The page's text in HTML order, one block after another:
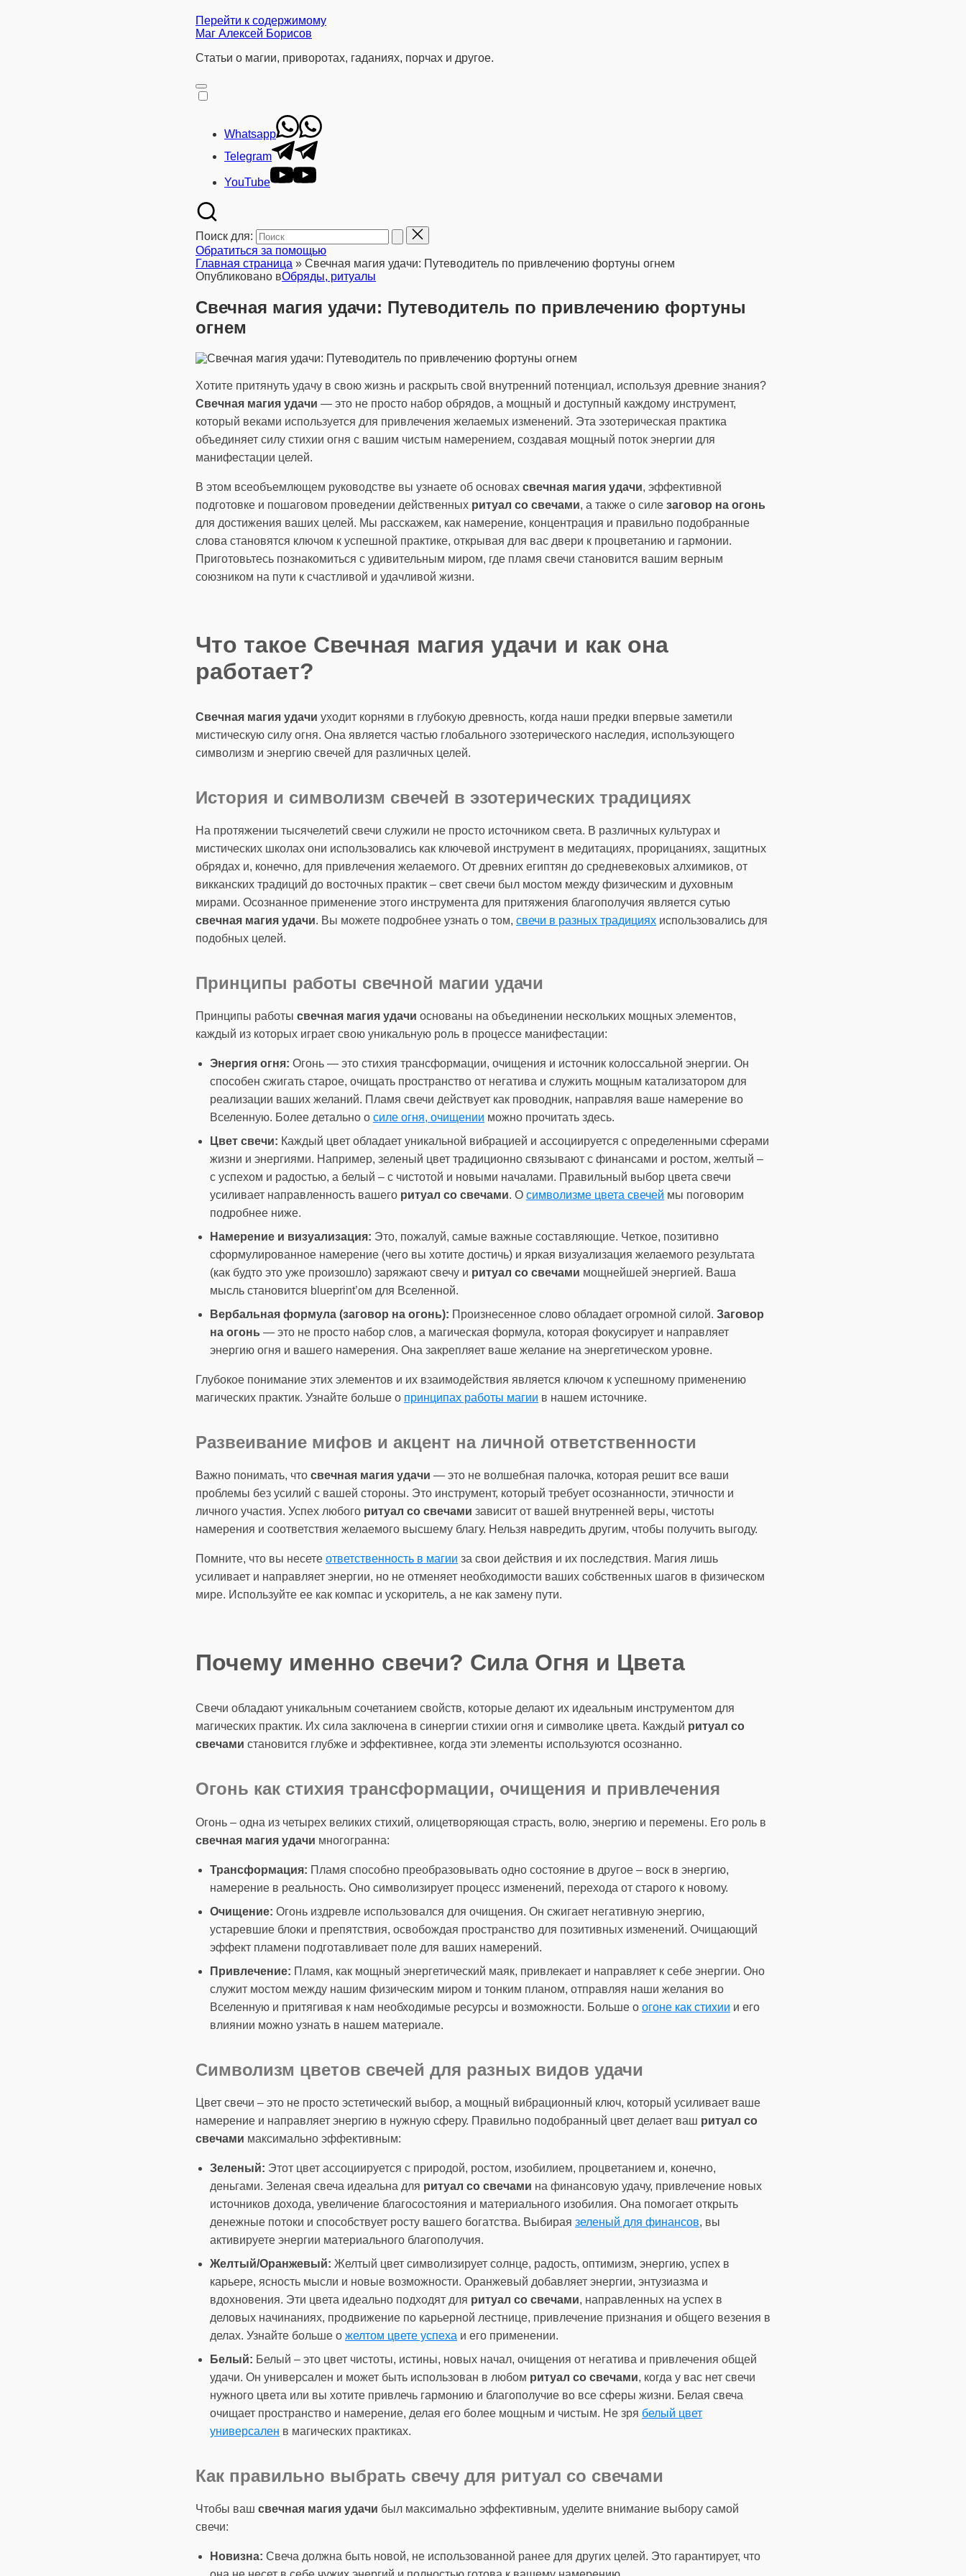
Перейти к содержимому
Маг Алексей Борисов
Статьи о магии, приворотах, гаданиях, порчах и другое.
Whatsapp
Telegram
YouTube
Поиск для:
Обратиться за помощью
Главная страница » Свечная магия удачи: Путеводитель по привлечению фортуны огнем
Опубликовано вОбряды, ритуалы
Свечная магия удачи: Путеводитель по привлечению фортуны
огнем
Хотите притянуть удачу в свою жизнь и раскрыть свой внутренний потенциал, используя древние знания?
Свечная магия удачи — это не просто набор обрядов, а мощный и доступный каждому инструмент,
который веками используется для привлечения желаемых изменений. Эта эзотерическая практика
объединяет силу стихии огня с вашим чистым намерением, создавая мощный поток энергии для
манифестации целей.
В этом всеобъемлющем руководстве вы узнаете об основах свечная магия удачи, эффективной
подготовке и пошаговом проведении действенных ритуал со свечами, а также о силе заговор на огонь
для достижения ваших целей. Мы расскажем, как намерение, концентрация и правильно подобранные
слова становятся ключом к успешной практике, открывая для вас двери к процветанию и гармонии.
Приготовьтесь познакомиться с удивительным миром, где пламя свечи становится вашим верным
союзником на пути к счастливой и удачливой жизни.
Что такое Свечная магия удачи и как она
работает?
Свечная магия удачи уходит корнями в глубокую древность, когда наши предки впервые заметили
мистическую силу огня. Она является частью глобального эзотерического наследия, использующего
символизм и энергию свечей для различных целей.
История и символизм свечей в эзотерических традициях
На протяжении тысячелетий свечи служили не просто источником света. В различных культурах и
мистических школах они использовались как ключевой инструмент в медитациях, прорицаниях, защитных
обрядах и, конечно, для привлечения желаемого. От древних египтян до средневековых алхимиков, от
викканских традиций до восточных практик – свет свечи был мостом между физическим и духовным
мирами. Осознанное применение этого инструмента для притяжения благополучия является сутью
свечная магия удачи. Вы можете подробнее узнать о том, свечи в разных традициях использовались для
подобных целей.
Принципы работы свечной магии удачи
Принципы работы свечная магия удачи основаны на объединении нескольких мощных элементов,
каждый из которых играет свою уникальную роль в процессе манифестации:
Энергия огня: Огонь — это стихия трансформации, очищения и источник колоссальной энергии. Он
способен сжигать старое, очищать пространство от негатива и служить мощным катализатором для
реализации ваших желаний. Пламя свечи действует как проводник, направляя ваше намерение во
Вселенную. Более детально о силе огня, очищении можно прочитать здесь.
Цвет свечи: Каждый цвет обладает уникальной вибрацией и ассоциируется с определенными сферами
жизни и энергиями. Например, зеленый цвет традиционно связывают с финансами и ростом, желтый –
с успехом и радостью, а белый – с чистотой и новыми началами. Правильный выбор цвета свечи
усиливает направленность вашего ритуал со свечами. О символизме цвета свечей мы поговорим
подробнее ниже.
Намерение и визуализация: Это, пожалуй, самые важные составляющие. Четкое, позитивно
сформулированное намерение (чего вы хотите достичь) и яркая визуализация желаемого результата
(как будто это уже произошло) заряжают свечу и ритуал со свечами мощнейшей энергией. Ваша
мысль становится blueprint’ом для Вселенной.
Вербальная формула (заговор на огонь): Произнесенное слово обладает огромной силой. Заговор
на огонь — это не просто набор слов, а магическая формула, которая фокусирует и направляет
энергию огня и вашего намерения. Она закрепляет ваше желание на энергетическом уровне.
Глубокое понимание этих элементов и их взаимодействия является ключом к успешному применению
магических практик. Узнайте больше о принципах работы магии в нашем источнике.
Развеивание мифов и акцент на личной ответственности
Важно понимать, что свечная магия удачи — это не волшебная палочка, которая решит все ваши
проблемы без усилий с вашей стороны. Это инструмент, который требует осознанности, этичности и
личного участия. Успех любого ритуал со свечами зависит от вашей внутренней веры, чистоты
намерения и соответствия желаемого высшему благу. Нельзя навредить другим, чтобы получить выгоду.
Помните, что вы несете ответственность в магии за свои действия и их последствия. Магия лишь
усиливает и направляет энергии, но не отменяет необходимости ваших собственных шагов в физическом
мире. Используйте ее как компас и ускоритель, а не как замену пути.
Почему именно свечи? Сила Огня и Цвета
Свечи обладают уникальным сочетанием свойств, которые делают их идеальным инструментом для
магических практик. Их сила заключена в синергии стихии огня и символике цвета. Каждый ритуал со
свечами становится глубже и эффективнее, когда эти элементы используются осознанно.
Огонь как стихия трансформации, очищения и привлечения
Огонь – одна из четырех великих стихий, олицетворяющая страсть, волю, энергию и перемены. Его роль в
свечная магия удачи многогранна:
Трансформация: Пламя способно преобразовывать одно состояние в другое – воск в энергию,
намерение в реальность. Оно символизирует процесс изменений, перехода от старого к новому.
Очищение: Огонь издревле использовался для очищения. Он сжигает негативную энергию,
устаревшие блоки и препятствия, освобождая пространство для позитивных изменений. Очищающий
эффект пламени подготавливает поле для ваших намерений.
Привлечение: Пламя, как мощный энергетический маяк, привлекает и направляет к себе энергии. Оно
служит мостом между нашим физическим миром и тонким планом, отправляя наши желания во
Вселенную и притягивая к нам необходимые ресурсы и возможности. Больше о огоне как стихии и его
влиянии можно узнать в нашем материале.
Символизм цветов свечей для разных видов удачи
Цвет свечи – это не просто эстетический выбор, а мощный вибрационный ключ, который усиливает ваше
намерение и направляет энергию в нужную сферу. Правильно подобранный цвет делает ваш ритуал со
свечами максимально эффективным:
Зеленый: Этот цвет ассоциируется с природой, ростом, изобилием, процветанием и, конечно,
деньгами. Зеленая свеча идеальна для ритуал со свечами на финансовую удачу, привлечение новых
источников дохода, увеличение благосостояния и материального изобилия. Она помогает открыть
денежные потоки и способствует росту вашего богатства. Выбирая зеленый для финансов, вы
активируете энергии материального благополучия.
Желтый/Оранжевый: Желтый цвет символизирует солнце, радость, оптимизм, энергию, успех в
карьере, ясность мысли и новые возможности. Оранжевый добавляет энергии, энтузиазма и
вдохновения. Эти цвета идеально подходят для ритуал со свечами, направленных на успех в
деловых начинаниях, продвижение по карьерной лестнице, привлечение признания и общего везения в
делах. Узнайте больше о желтом цвете успеха и его применении.
Белый: Белый – это цвет чистоты, истины, новых начал, очищения от негатива и привлечения общей
удачи. Он универсален и может быть использован в любом ритуал со свечами, когда у вас нет свечи
нужного цвета или вы хотите привлечь гармонию и благополучие во все сферы жизни. Белая свеча
очищает пространство и намерение, делая его более мощным и чистым. Не зря белый цвет
универсален в магических практиках.
Как правильно выбрать свечу для ритуал со свечами
Чтобы ваш свечная магия удачи был максимально эффективным, уделите внимание выбору самой
свечи:
Новизна: Свеча должна быть новой, не использованной ранее для других целей. Это гарантирует, что